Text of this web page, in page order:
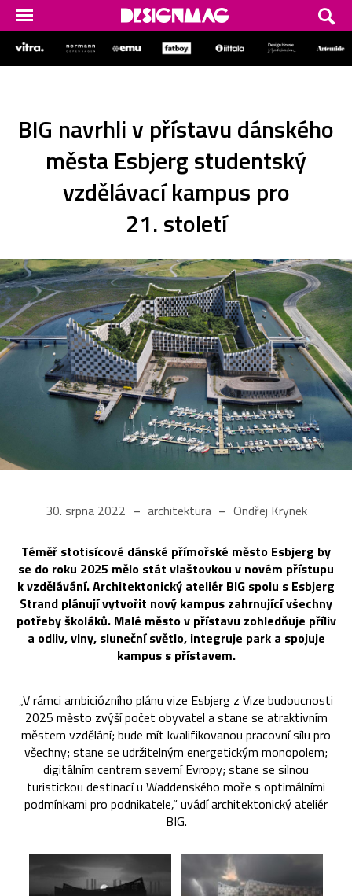
BIG navrhli v přístavu dánského
města Esbjerg studentský
vzdělávací kampus pro
21. století
30. srpna 2022 architektura Ondřej Krynek
Téměř stotisícové dánské přímořské město Esbjerg by
se do roku 2025 mělo stát vlaštovkou v novém přístupu
k vzdělávání. Architektonický ateliér BIG spolu s Esbjerg
Strand plánují vytvořit nový kampus zahrnující všechny
potřeby školáků. Malé město v přístavu zohledňuje příliv
a odliv, vlny, sluneční světlo, integruje park a spojuje
kampus s přístavem.
„V rámci ambiciózního plánu vize Esbjerg z Vize budoucnosti
2025 město zvýší počet obyvatel a stane se atraktivním
městem vzdělání; bude mít kvalifikovanou pracovní sílu pro
všechny; stane se udržitelným energetickým monopolem;
digitálním centrem severní Evropy; stane se silnou
turistickou destinací u Waddenského moře s optimálními
podmínkami pro podnikatele,“ uvádí architektonický ateliér
BIG.